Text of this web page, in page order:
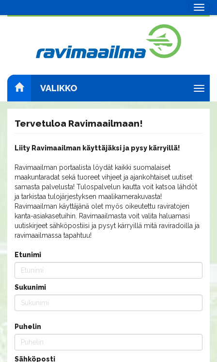
VALIKKO
Tervetuloa Ravimaailmaan!
Liity Ravimaailman käyttäjäksi ja pysy kärryillä!
Ravimaailman portaalista löydät kaikki suomalaiset
maakuntaradat sekä tuoreet vihjeet ja ajankohtaiset uutiset
samasta palvelusta! Tulospalvelun kautta voit katsoa lähdöt
ja tarkistaa tulojärjestyksen maalikamerakuvasta!
Ravimaailman käyttäjänä olet myös oikeutettu raviratojen
kanta-asiakasetuihin. Ravimaailmasta voit valita haluamasi
uutiskirjeet sähköpostiisi ja pysyt kärryillä mitä raviradoilla ja
ravimaailmassa tapahtuu!
Etunimi
Sukunimi
Puhelin
Sähköposti